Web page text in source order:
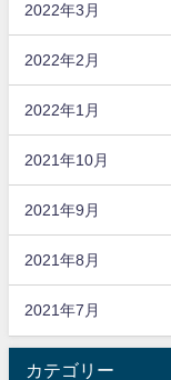
2022年3月
2022年2月
2022年1月
2021年10月
2021年9月
2021年8月
2021年7月
カテゴリー